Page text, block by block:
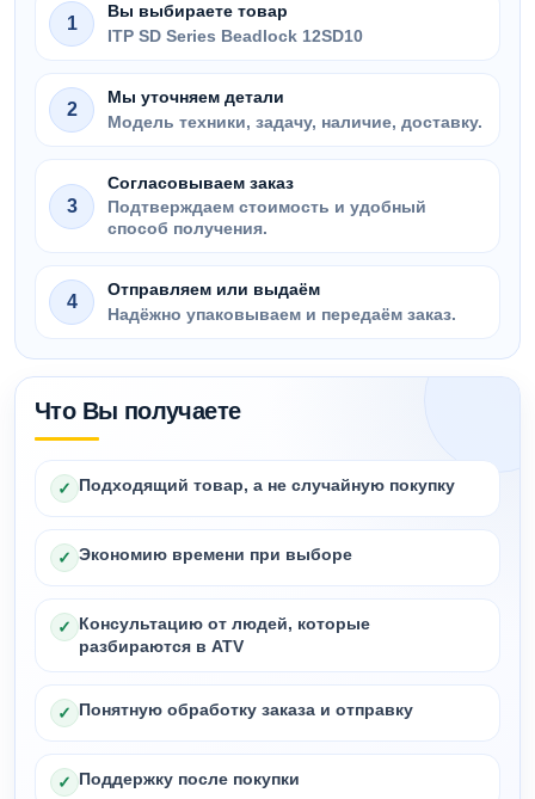
1
Вы выбираете товар
ITP SD Series Beadlock 12SD10
2
Мы уточняем детали
Модель техники, задачу, наличие, доставку.
3
Согласовываем заказ
Подтверждаем стоимость и удобный
способ получения.
4
Отправляем или выдаём
Надёжно упаковываем и передаём заказ.
Что Вы получаете
✓ Подходящий товар, а не случайную покупку
✓ Экономию времени при выборе
✓ Консультацию от людей, которые
разбираются в ATV
✓ Понятную обработку заказа и отправку
✓ Поддержку после покупки